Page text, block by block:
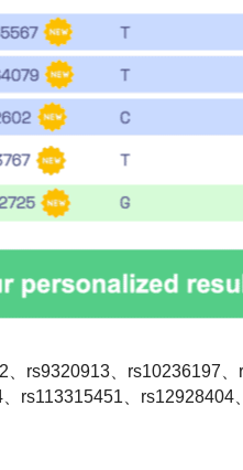
rs9320913、rs10236197、
rs113315451、rs12928404